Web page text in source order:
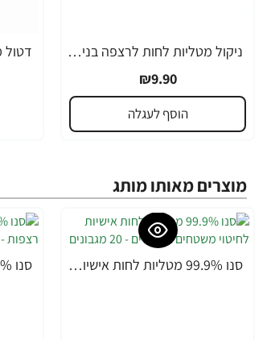
ניקול מטליות לחות לרצפה בניחוח מרכך 10 יחידות
₪9.90
הוסף לעגלה
מוצרים מאותו מותג
סנו 99.9% מטליות לחות אישיות לחיטוי משטחים ואביזרים - 20 מגבונים